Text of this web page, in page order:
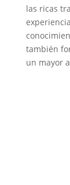
las ricas
también
un mayor